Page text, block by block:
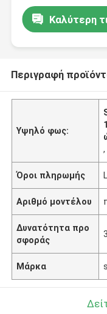
Καλύτερη
Περιγραφή
Υψηλό φως:
,
Όροι πληρωμής
Αριθμό μοντέλου
Δυνατότητα προ
σφοράς
Μάρκα